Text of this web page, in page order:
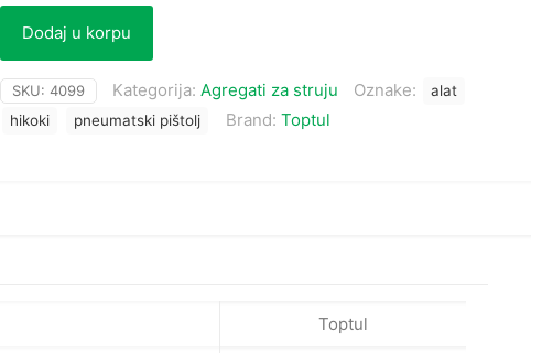
Dodaj u korpu
SKU: 4099 Kategorija: Agregati za struju Oznake:
alat
hikoki
pneumatski pištolj Brand: Toptul
Toptul